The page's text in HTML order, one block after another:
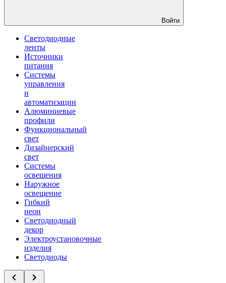
Войти
Светодиодные
ленты
Источники
питания
Системы
управления
и
автоматизации
Алюминиевые
профили
Функциональный
свет
Дизайнерский
свет
Системы
освещения
Наружное
освещение
Гибкий
неон
Светодиодный
декор
Электроустановочные
изделия
Светодиоды